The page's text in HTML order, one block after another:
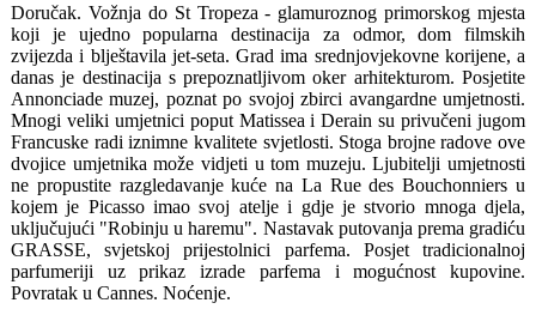
Doručak. Vožnja do St Tropeza - glamuroznog primorskog mjesta
koji je ujedno popularna destinacija za odmor, dom filmskih
zvijezda i blještavila jet-seta. Grad ima srednjovjekovne korijene, a
danas je destinacija s prepoznatljivom oker arhitekturom. Posjetite
Annonciade muzej, poznat po svojoj zbirci avangardne umjetnosti.
Mnogi veliki umjetnici poput Matissea i Derain su privučeni jugom
Francuske radi iznimne kvalitete svjetlosti. Stoga brojne radove ove
dvojice umjetnika može vidjeti u tom muzeju. Ljubitelji umjetnosti
ne propustite razgledavanje kuće na La Rue des Bouchonniers u
kojem je Picasso imao svoj ​​atelje i gdje je stvorio mnoga djela,
uključujući "Robinju u haremu". Nastavak putovanja prema gradiću
GRASSE, svjetskoj prijestolnici parfema. Posjet tradicionalnoj
parfumeriji uz prikaz izrade parfema i mogućnost kupovine.
Povratak u Cannes. Noćenje.